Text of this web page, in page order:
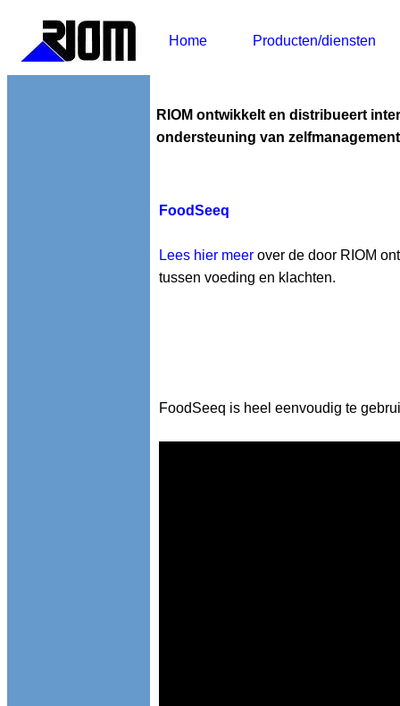
Home Producten/diensten
RIOM ontwikkelt en distribueert
ondersteuning van
FoodSeeq
Lees hier meer over de door RIOM
tussen voeding en klachten.
FoodSeeq is heel eenvoudig te